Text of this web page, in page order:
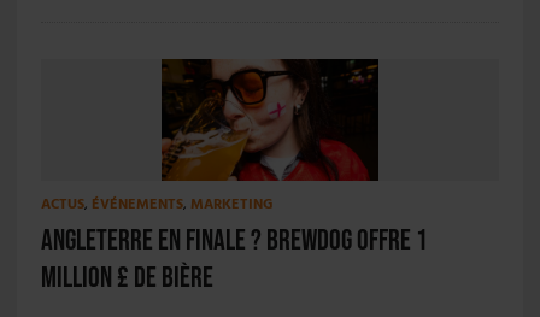
ACTUS, ÉVÉNEMENTS, MARKETING
Angleterre en finale ? BrewDog offre 1
million £ de bière